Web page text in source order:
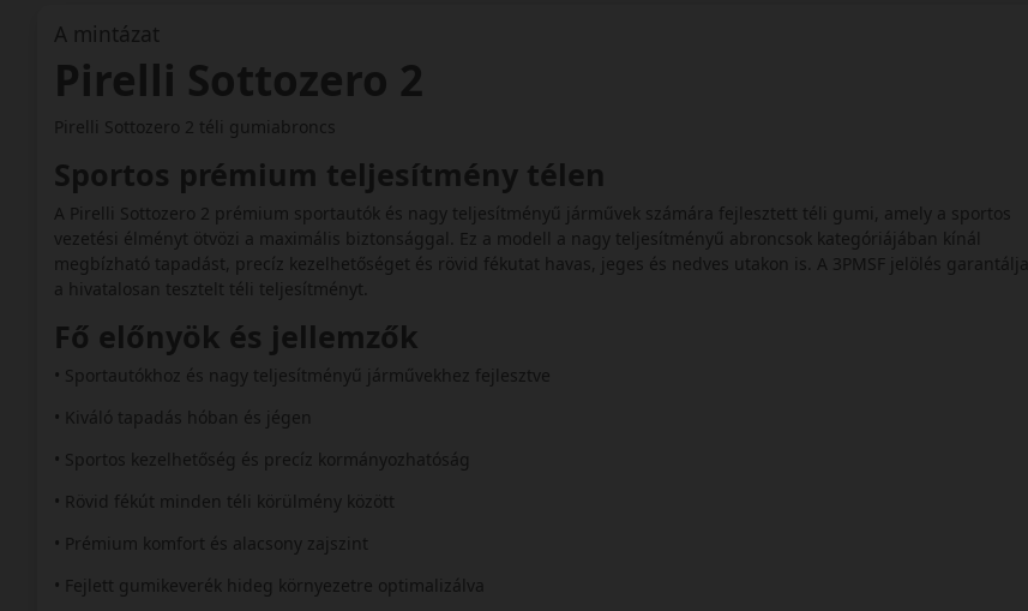
A mintázat
Pirelli Sottozero 2
Pirelli Sottozero 2 téli gumiabroncs
Sportos prémium teljesítmény télen
A Pirelli Sottozero 2 prémium sportautók és nagy teljesítményű járművek számára fejlesztett téli gumi, amely a sportos
vezetési élményt ötvözi a maximális biztonsággal. Ez a modell a nagy teljesítményű abroncsok kategóriájában kínál
megbízható tapadást, precíz kezelhetőséget és rövid fékutat havas, jeges és nedves utakon is. A 3PMSF jelölés garantálja
a hivatalosan tesztelt téli teljesítményt.
Fő előnyök és jellemzők
• Sportautókhoz és nagy teljesítményű járművekhez fejlesztve
• Kiváló tapadás hóban és jégen
• Sportos kezelhetőség és precíz kormányozhatóság
• Rövid fékút minden téli körülmény között
• Prémium komfort és alacsony zajszint
• Fejlett gumikeverék hideg környezetre optimalizálva